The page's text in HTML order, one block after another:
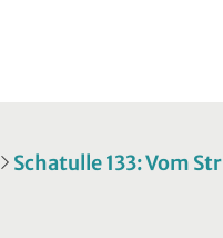
Schatulle 133: Vom